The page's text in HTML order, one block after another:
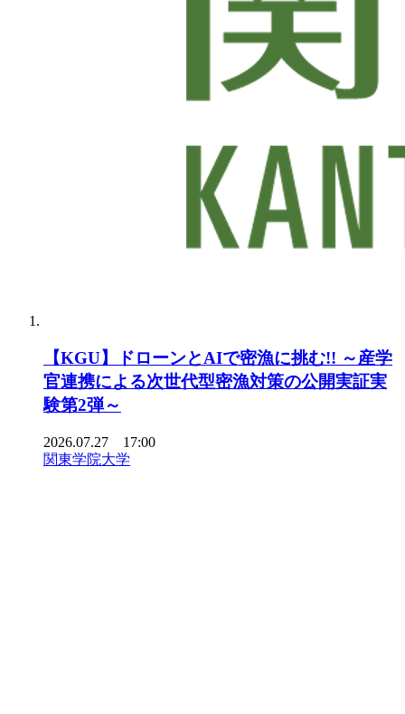
【KGU】ドローンとAIで密漁に挑む!! ～産学
官連携による次世代型密漁対策の公開実証実
験第2弾～
2026.07.27 17:00
関東学院大学